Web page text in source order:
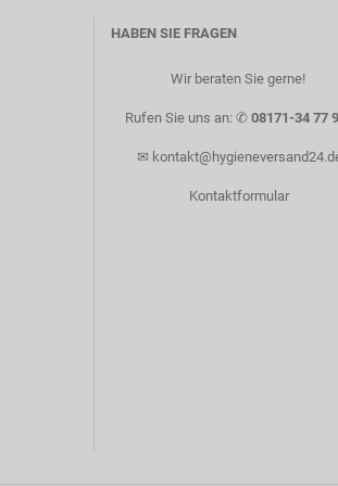
HABEN SIE FRAGEN
Wir beraten Sie gerne! ​
Rufen Sie uns an: ✆ 08171-34 77
✉
Kontaktformular